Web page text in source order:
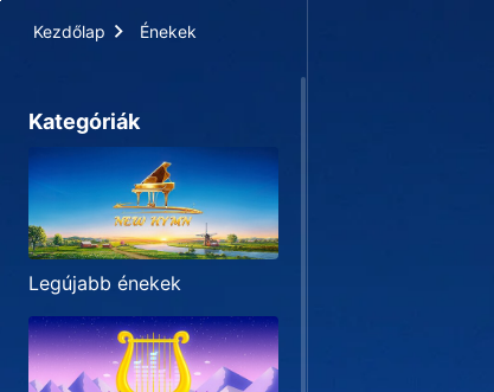
Kezdőlap Énekek
Kategóriák
Legújabb énekek